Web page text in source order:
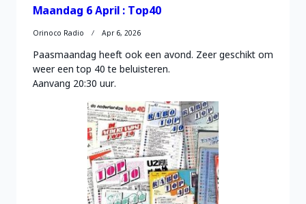
Maandag 6 April : Top40
Orinoco Radio Apr 6, 2026
Paasmaandag heeft ook een avond. Zeer geschikt om
weer een top 40 te beluisteren.
Aanvang 20:30 uur.